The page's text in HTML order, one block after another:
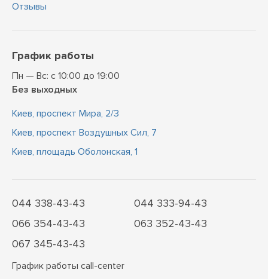
Отзывы
График работы
Пн — Вс: с 10:00 до 19:00
Без выходных
Киев, проспект Мира, 2/3
Киев, проспект Воздушных Сил, 7
Киев, площадь Оболонская, 1
044 338-43-43
044 333-94-43
066 354-43-43
063 352-43-43
067 345-43-43
График работы call-center